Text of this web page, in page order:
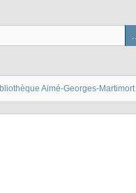
Aimé-Georges-Martimort